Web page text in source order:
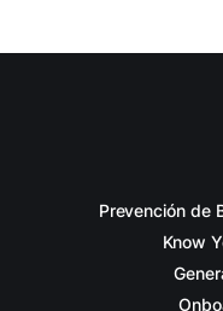
Prevención de
Know